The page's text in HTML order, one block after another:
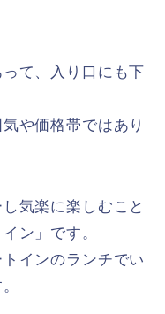
て、入り口にも下
や価格帯ではあり
気楽に楽しむこと
ン」です。
インのランチでい